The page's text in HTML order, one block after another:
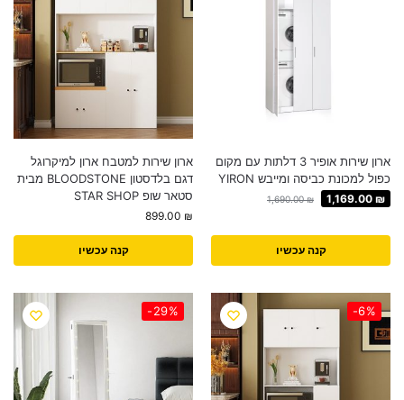
ארון שירות אופיר 3 דלתות עם מקום
כפול למכונת כביסה ומייבש YIRON
1,690.00₪ 1,169.00 ₪
קנה עכשיו
ארון שירות למטבח ארון למיקרוגל
דגם בלדסטון BLOODSTONE מבית
סטאר שופ STAR SHOP
899.00 ₪
קנה עכשיו
-6%
-29%